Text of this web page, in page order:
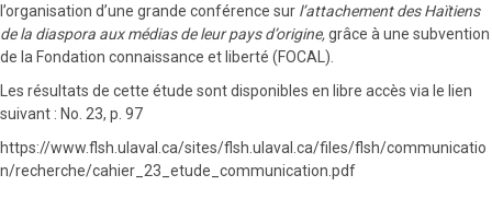
l’organisation d’une grande conférence sur l’attachement des Haïtiens
de la diaspora aux médias de leur pays d’origine,grâce à une subvention
de la Fondation connaissance et liberté (FOCAL).
Les résultats de cette étude sont disponibles en libre accès via le lien
suivant : No. 23, p. 97
https://www.flsh.ulaval.ca/sites/flsh.ulaval.ca/files/flsh/communicatio
n/recherche/cahier_23_etude_communication.pdf